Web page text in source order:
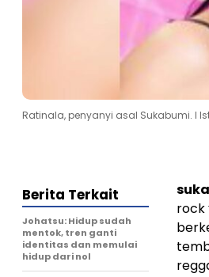
Ratinala, penyanyi asal Sukabumi. l
rock
Berita Terkait
Johatsu: Hidup sudah
mentok, tren ganti
identitas dan memulai
hidup dari nol